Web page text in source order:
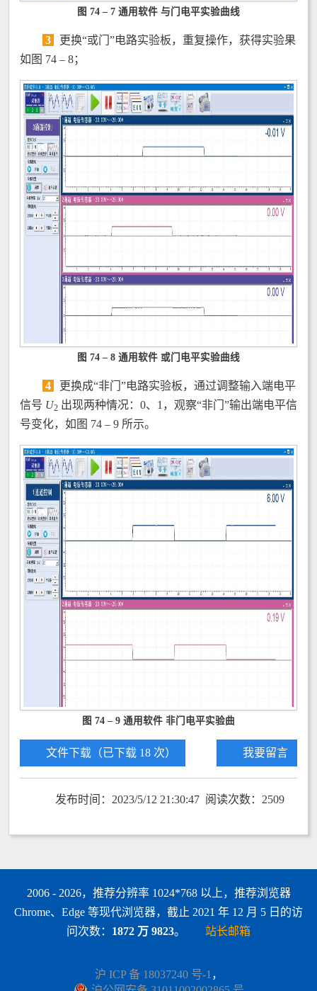
图 74 – 7 通用软件 与门电平实验曲线
3
更换“或门”电路实验板，重复操作，获得实验果
如图 74 – 8；
图 74 – 8 通用软件 或门电平实验曲线
4
更换成“非门”电路实验板，通过调整输入端电平
信号 U2 出现两种情况：0、1，观察“非门”输出端电平信
号变化，如图 74 – 9 所示。
图 74 – 9 通用软件 非门电平实验曲
文件下载（已下载 18 次） 我要留言
发布时间：2023/5/12 21:30:47 阅读次数：2509
2006 - 2026，推荐分辨率 1024*768 以上，推荐浏览器
Chrome、Edge 等现代浏览器，截止 2021 年 12 月 5 日的访
问次数： 1872 万 9823。 站长邮箱
沪 ICP 备 18037240 号-1 ，